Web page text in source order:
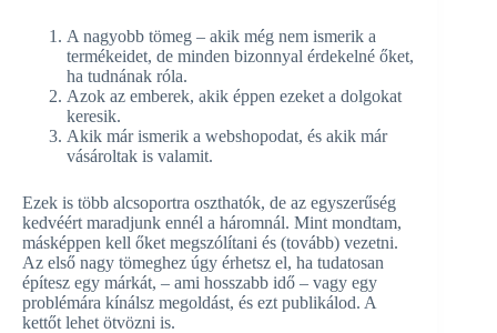
A nagyobb tömeg – akik még nem ismerik a
termékeidet, de minden bizonnyal érdekelné őket,
ha tudnának róla.
Azok az emberek, akik éppen ezeket a dolgokat
keresik.
Akik már ismerik a webshopodat, és akik már
vásároltak is valamit.
Ezek is több alcsoportra oszthatók, de az egyszerűség
kedvéért maradjunk ennél a háromnál. Mint mondtam,
másképpen kell őket megszólítani és (tovább) vezetni.
Az első nagy tömeghez úgy érhetsz el, ha tudatosan
építesz egy márkát, – ami hosszabb idő – vagy egy
problémára kínálsz megoldást, és ezt publikálod. A
kettőt lehet ötvözni is.